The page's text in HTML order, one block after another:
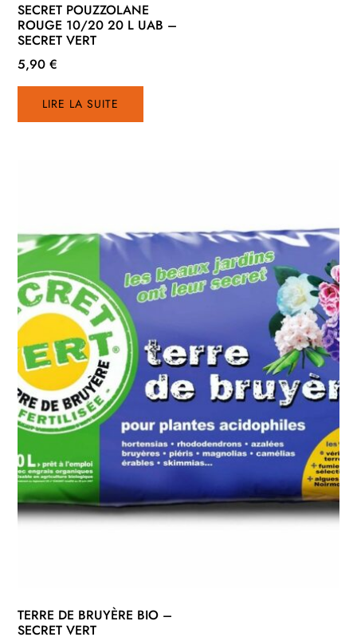
SECRET POUZZOLANE
ROUGE 10/20 20 L UAB –
SECRET VERT
5,90€
LIRE LA SUITE
TERRE DE BRUYÈRE BIO –
SECRET VERT